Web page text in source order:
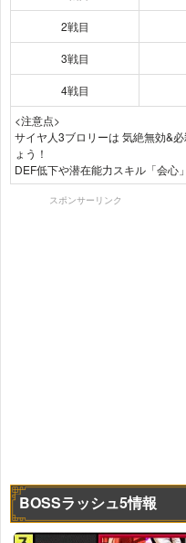
2戦目
3戦目
4戦目
<注意点>
サイヤ人3ブロリーは 気絶無効&
ょう！
DEF低下や潜在能力スキル「会心
スポンサーリンク
BOSSラッシュ5情報